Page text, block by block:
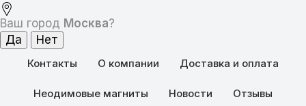
Ваш город Москва?
Контакты О компании Доставка и оплата
Неодимовые магниты Новости Отзывы